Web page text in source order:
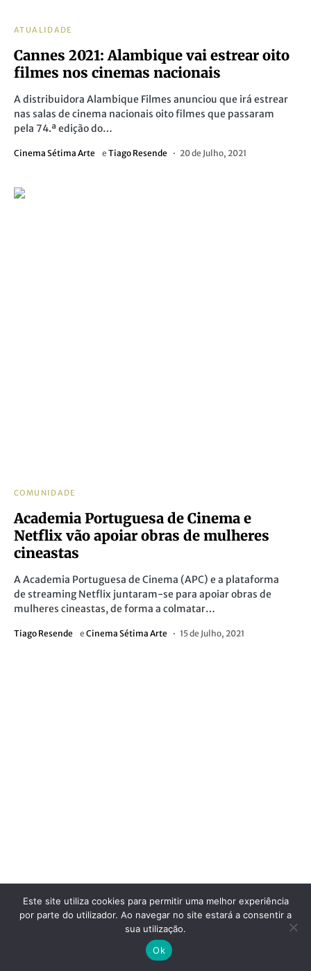
ATUALIDADE
Cannes 2021: Alambique vai estrear oito
filmes nos cinemas nacionais
A distribuidora Alambique Filmes anunciou que irá estrear
nas salas de cinema nacionais oito filmes que passaram
pela 74.ª edição do…
Cinema Sétima Arte e Tiago Resende 20 de Julho, 2021
COMUNIDADE
Academia Portuguesa de Cinema e
Netflix vão apoiar obras de mulheres
cineastas
A Academia Portuguesa de Cinema (APC) e a plataforma
de streaming Netflix juntaram-se para apoiar obras de
mulheres cineastas, de forma a colmatar…
Tiago Resende e Cinema Sétima Arte 15 de Julho, 2021
Este site utiliza cookies para permitir uma melhor experiência
por parte do utilizador. Ao navegar no site estará a consentir a
sua utilização.
Ok